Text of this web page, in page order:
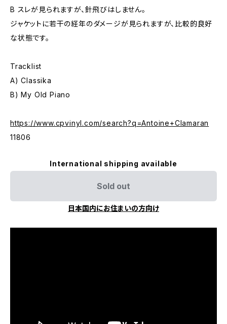
B スレが見られますが、針飛びはしません。
ジャケットに若干の経年のダメージが見られますが、比較的良好
な状態です。
Tracklist
A) Classika
B) My Old Piano
https://www.cpvinyl.com/search?q=Antoine+Clamaran
11806
International shipping available
Sold out
日本国内にお住まいの方向け